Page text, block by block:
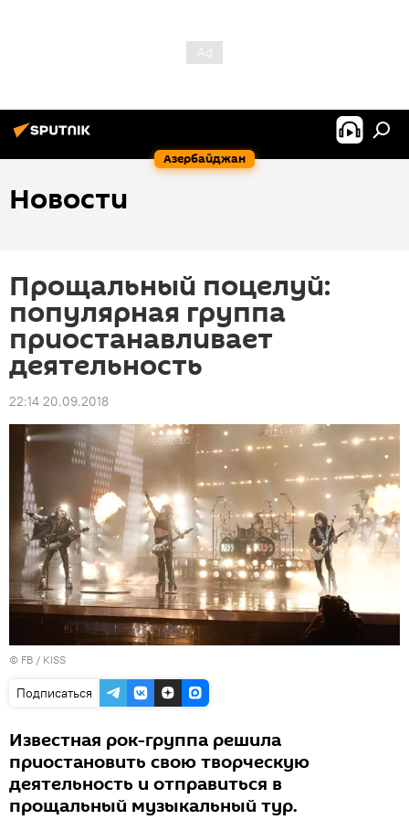
Азербайджан
Новости
Прощальный поцелуй:
популярная группа
приостанавливает
деятельность
22:14 20.09.2018
© FB / KISS
Подписаться
Известная рок-группа решила
приостановить свою творческую
деятельность и отправиться в
прощальный музыкальный тур.